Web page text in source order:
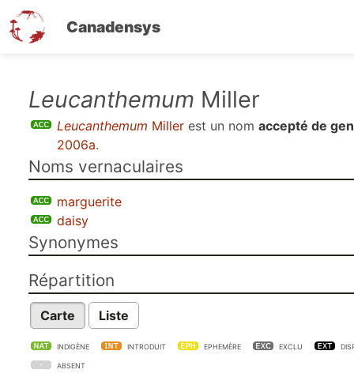
Canadensys
contenu
Leucanthemum Miller
Leucanthemum Miller est un nom accepté de
2006a.
Noms vernaculaires
marguerite
daisy
Synonymes
Répartition
Carte Liste
INDIGÈNE INTRODUIT EPHEMÈRE EXCLU
ABSENT